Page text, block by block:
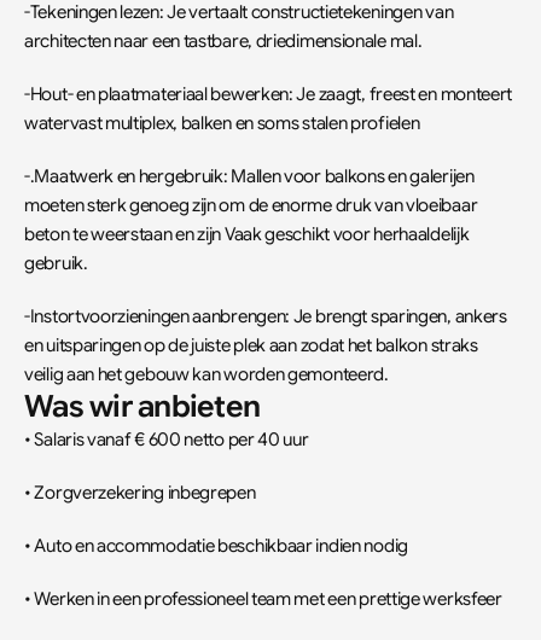
-Tekeningen lezen: Je vertaalt constructietekeningen van
architecten naar een tastbare, driedimensionale mal.
-Hout- en plaatmateriaal bewerken: Je zaagt, freest en monteert
watervast multiplex, balken en soms stalen profielen
-.Maatwerk en hergebruik: Mallen voor balkons en galerijen
moeten sterk genoeg zijn om de enorme druk van vloeibaar
beton te weerstaan en zijn Vaak geschikt voor herhaaldelijk
gebruik.
-Instortvoorzieningen aanbrengen: Je brengt sparingen, ankers
en uitsparingen op de juiste plek aan zodat het balkon straks
veilig aan het gebouw kan worden gemonteerd.
Was wir anbieten
• Salaris vanaf € 600 netto per 40 uur
• Zorgverzekering inbegrepen
• Auto en accommodatie beschikbaar indien nodig
• Werken in een professioneel team met een prettige werksfeer